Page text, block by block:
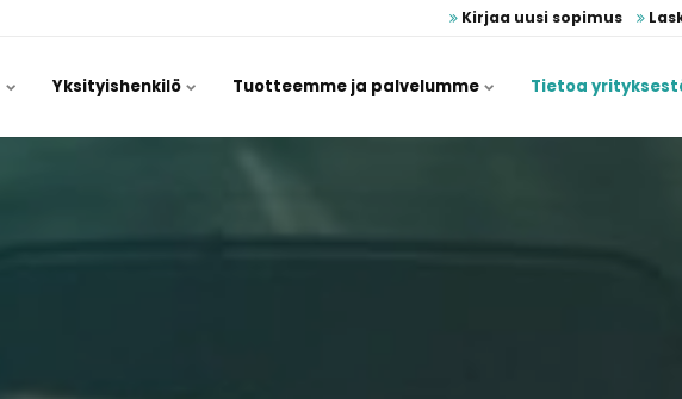
Kirjaa uusi sopimus
Yksityishenkilö Tuotteemme ja palvelumme Tietoa